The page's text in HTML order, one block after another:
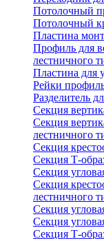
Потолочный
Потолочный
Пластина
Профиль для
лестничного
Пластина для
Рейки
Разделитель
Секция
Секция
лестничного
Секция
Секция Т-
Секция
Секция
лестничного
Секция
Секция
Секция Т-